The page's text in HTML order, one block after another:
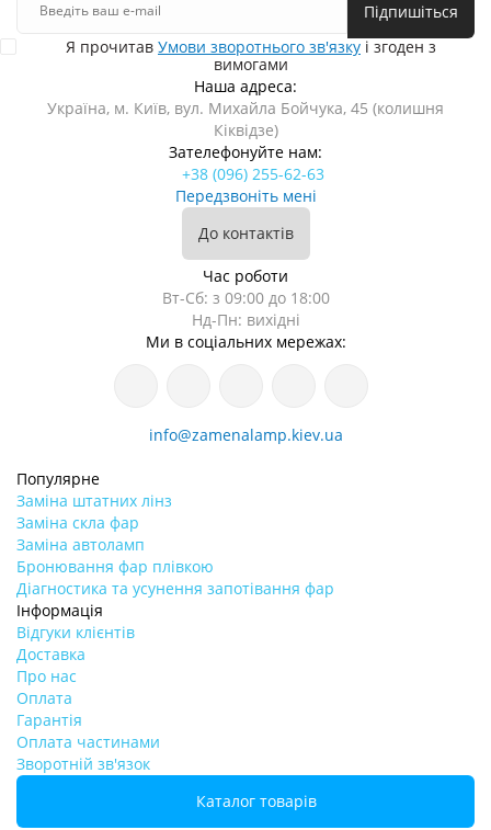
Підпишіться
Я прочитав Умови зворотнього зв'язку і згоден з
вимогами
Наша адреса:
Україна, м. Київ, вул. Михайла Бойчука, 45 (колишня
Кіквідзе)
Зателефонуйте нам:
+38 (096) 255-62-63
Передзвоніть мені
До контактів
Час роботи
Вт-Сб: з 09:00 до 18:00
Нд-Пн: вихідні
Ми в соціальних мережах:
info@zamenalamp.kiev.ua
Популярне
Заміна штатних лінз
Заміна скла фар
Заміна автоламп
Бронювання фар плівкою
Діагностика та усунення запотівання фар
Інформація
Відгуки клієнтів
Доставка
Про нас
Оплата
Гарантія
Оплата частинами
Зворотній зв'язок
Каталог товарів